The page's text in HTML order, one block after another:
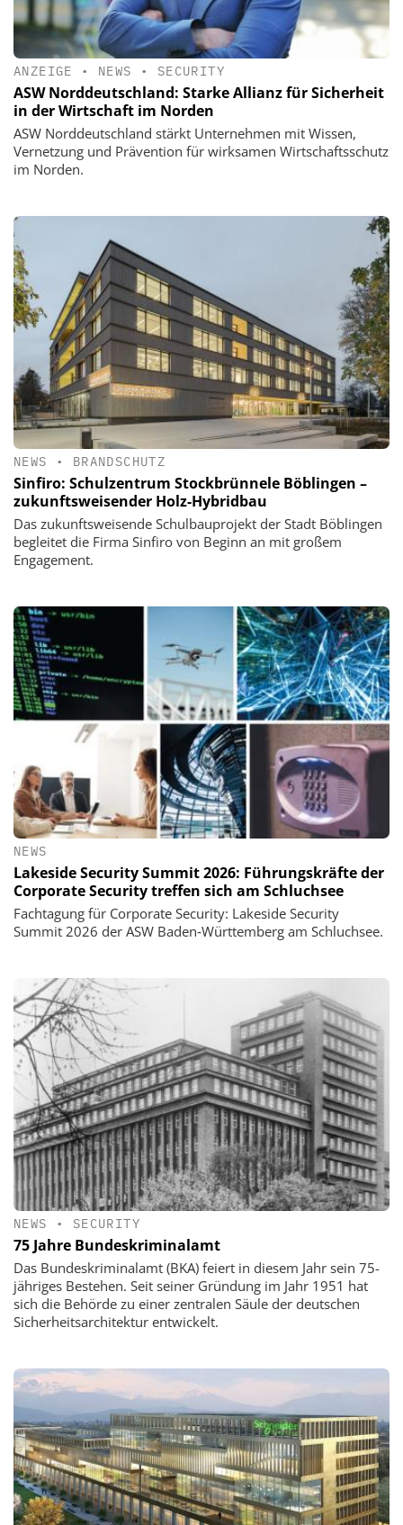
ANZEIGE • NEWS • SECURITY
ASW Norddeutschland: Starke Allianz für Sicherheit
in der Wirtschaft im Norden
ASW Norddeutschland stärkt Unternehmen mit Wissen,
Vernetzung und Prävention für wirksamen Wirtschaftsschutz
im Norden.
NEWS • BRANDSCHUTZ
Sinfiro: Schulzentrum Stockbrünnele Böblingen –
zukunftsweisender Holz-Hybridbau
Das zukunftsweisende Schulbauprojekt der Stadt Böblingen
begleitet die Firma Sinfiro von Beginn an mit großem
Engagement.
NEWS
Lakeside Security Summit 2026: Führungskräfte der
Corporate Security treffen sich am Schluchsee
Fachtagung für Corporate Security: Lakeside Security
Summit 2026 der ASW Baden‑Württemberg am Schluchsee.
NEWS • SECURITY
75 Jahre Bundeskriminalamt
Das Bundeskriminalamt (BKA) feiert in diesem Jahr sein 75-
jähriges Bestehen. Seit seiner Gründung im Jahr 1951 hat
sich die Behörde zu einer zentralen Säule der deutschen
Sicherheitsarchitektur entwickelt.